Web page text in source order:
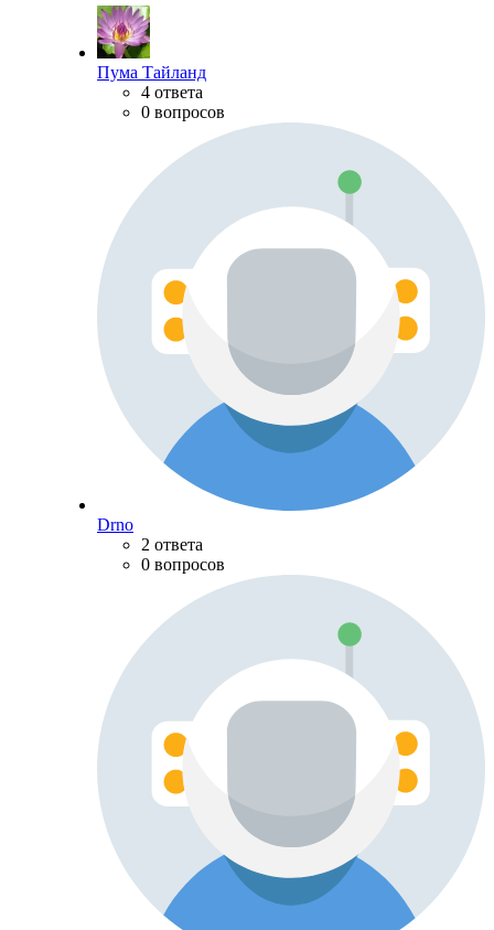
Пума Тайланд
4 ответа
0 вопросов
Drno
2 ответа
0 вопросов